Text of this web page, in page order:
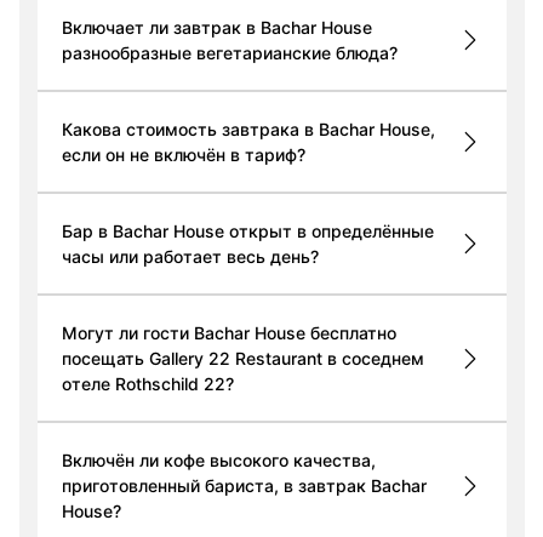
Включает ли завтрак в Bachar House
разнообразные вегетарианские блюда?
Какова стоимость завтрака в Bachar House,
если он не включён в тариф?
Бар в Bachar House открыт в определённые
часы или работает весь день?
Могут ли гости Bachar House бесплатно
посещать Gallery 22 Restaurant в соседнем
отеле Rothschild 22?
Включён ли кофе высокого качества,
приготовленный бариста, в завтрак Bachar
House?